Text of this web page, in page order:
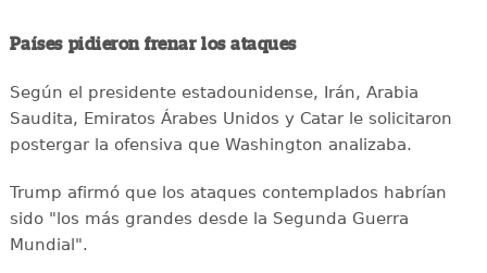
Países pidieron frenar los ataques
Según el presidente estadounidense, Irán, Arabia
Saudita, Emiratos Árabes Unidos y Catar le solicitaron
postergar la ofensiva que Washington analizaba.
Trump afirmó que los ataques contemplados habrían
sido "los más grandes desde la Segunda Guerra
Mundial".